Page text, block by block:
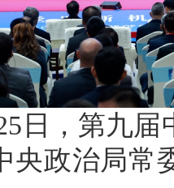
日，第九
央政治局常